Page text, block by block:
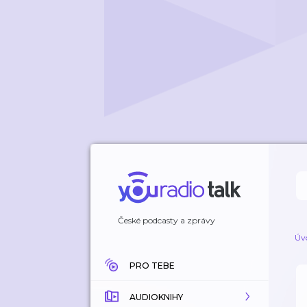
České podcasty a zprávy
PRO TEBE
AUDIOKNIHY